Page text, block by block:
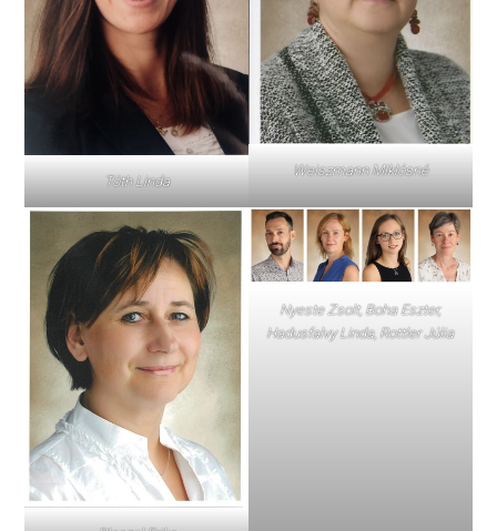
Tóth Linda
Weiszmann Miklósné
Nyeste Zsolt, Boha Eszter,
Hadusfalvy Linda, Rottler Júlia